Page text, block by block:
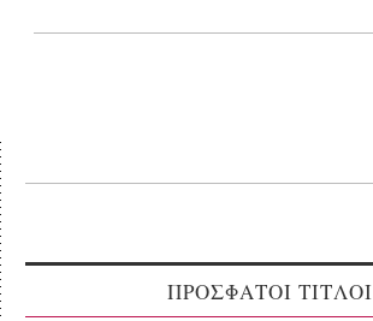
ΠΡΟΣΦΑΤΟΙ ΤΙΤΛΟΙ